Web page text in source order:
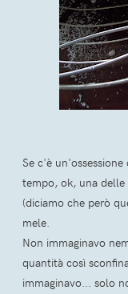
Se c'è
tempo, ok, una delle
(diciamo che però
mele.
Non immaginavo
quantità così
immaginavo... solo